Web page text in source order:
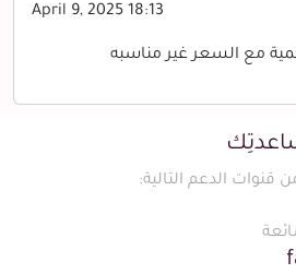
April 9, 2025 18:13
مع السعر غير مناسبه
الدعم التالية: